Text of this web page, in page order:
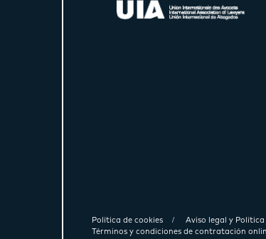
Política de cookies Aviso legal y Política
Términos y condiciones de contratación